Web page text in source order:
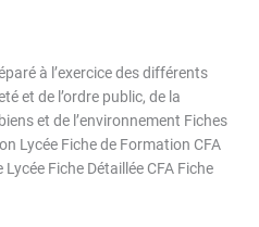
à l’exercice des différents
et de l’ordre public, de la
et de l’environnement Fiches
Lycée Fiche de Formation CFA
Fiche Détaillée CFA Fiche